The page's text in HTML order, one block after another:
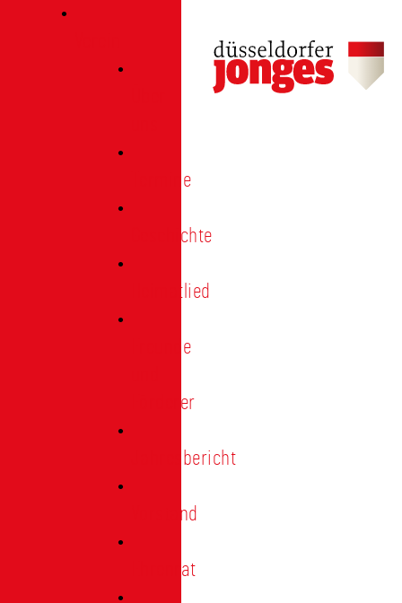
Termine
Geschichte
Heimatlied
Freunde
Förderer
Jahresbericht
Vorstand
Ehrenrat